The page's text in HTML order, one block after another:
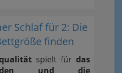
Schlaf für 2: Die
finden
spielt für das
und die